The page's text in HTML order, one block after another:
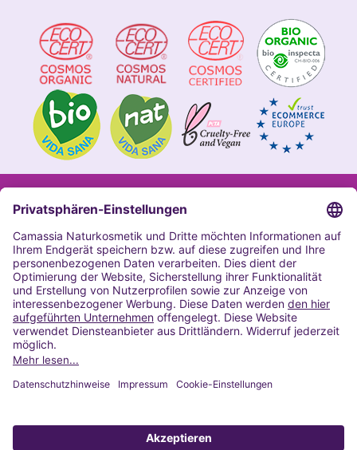
Datenschutzerklärung Camassia
Widerrufsbelehrung
Copyright 2020 | Alle Rechte vorbehalten